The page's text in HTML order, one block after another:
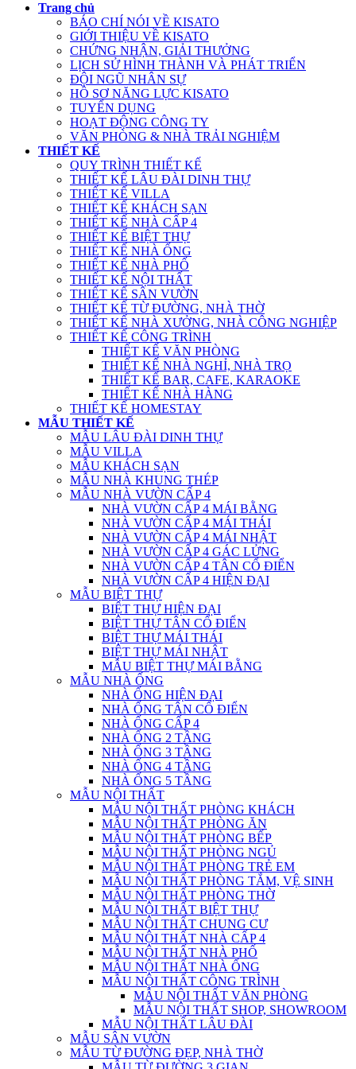
Trang chủ
BÁO CHÍ NÓI VỀ KISATO
GIỚI THIỆU VỀ KISATO
CHỨNG NHẬN, GIẢI THƯỞNG
LỊCH SỬ HÌNH THÀNH VÀ PHÁT TRIỂN
ĐỘI NGŨ NHÂN SỰ
HỒ SƠ NĂNG LỰC KISATO
TUYỂN DỤNG
HOẠT ĐỘNG CÔNG TY
VĂN PHÒNG & NHÀ TRẢI NGHIỆM
THIẾT KẾ
QUY TRÌNH THIẾT KẾ
THIẾT KẾ LÂU ĐÀI DINH THỰ
THIẾT KẾ VILLA
THIẾT KẾ KHÁCH SẠN
THIẾT KẾ NHÀ CẤP 4
THIẾT KẾ BIỆT THỰ
THIẾT KẾ NHÀ ỐNG
THIẾT KẾ NHÀ PHỐ
THIẾT KẾ NỘI THẤT
THIẾT KẾ SÂN VƯỜN
THIẾT KẾ TỪ ĐƯỜNG, NHÀ THỜ
THIẾT KẾ NHÀ XƯỞNG, NHÀ CÔNG NGHIỆP
THIẾT KẾ CÔNG TRÌNH
THIẾT KẾ VĂN PHÒNG
THIẾT KẾ NHÀ NGHỈ, NHÀ TRỌ
THIẾT KẾ BAR, CAFE, KARAOKE
THIẾT KẾ NHÀ HÀNG
THIẾT KẾ HOMESTAY
MẪU THIẾT KẾ
MẪU LÂU ĐÀI DINH THỰ
MẪU VILLA
MẪU KHÁCH SẠN
MẪU NHÀ KHUNG THÉP
MẪU NHÀ VƯỜN CẤP 4
NHÀ VƯỜN CẤP 4 MÁI BẰNG
NHÀ VƯỜN CẤP 4 MÁI THÁI
NHÀ VƯỜN CẤP 4 MÁI NHẬT
NHÀ VƯỜN CẤP 4 GÁC LỬNG
NHÀ VƯỜN CẤP 4 TÂN CỔ ĐIỂN
NHÀ VƯỜN CẤP 4 HIỆN ĐẠI
MẪU BIỆT THỰ
BIỆT THỰ HIỆN ĐẠI
BIỆT THỰ TÂN CỔ ĐIỂN
BIỆT THỰ MÁI THÁI
BIỆT THỰ MÁI NHẬT
MẪU BIỆT THỰ MÁI BẰNG
MẪU NHÀ ỐNG
NHÀ ỐNG HIỆN ĐẠI
NHÀ ỐNG TÂN CỔ ĐIỂN
NHÀ ỐNG CẤP 4
NHÀ ỐNG 2 TẦNG
NHÀ ỐNG 3 TẦNG
NHÀ ỐNG 4 TẦNG
NHÀ ỐNG 5 TẦNG
MẪU NỘI THẤT
MẪU NỘI THẤT PHÒNG KHÁCH
MẪU NỘI THẤT PHÒNG ĂN
MẪU NỘI THẤT PHÒNG BẾP
MẪU NỘI THẤT PHÒNG NGỦ
MẪU NỘI THẤT PHÒNG TRẺ EM
MẪU NỘI THẤT PHÒNG TẮM, VỆ SINH
MẪU NỘI THẤT PHÒNG THỜ
MẪU NỘI THẤT BIỆT THỰ
MẪU NỘI THẤT CHUNG CƯ
MẪU NỘI THẤT NHÀ CẤP 4
MẪU NỘI THẤT NHÀ PHỐ
MẪU NỘI THẤT NHÀ ỐNG
MẪU NỘI THẤT CÔNG TRÌNH
MẪU NỘI THẤT VĂN PHÒNG
MẪU NỘI THẤT SHOP, SHOWROOM
MẪU NỘI THẤT LÂU ĐÀI
MẪU SÂN VƯỜN
MẪU TỪ ĐƯỜNG ĐẸP, NHÀ THỜ